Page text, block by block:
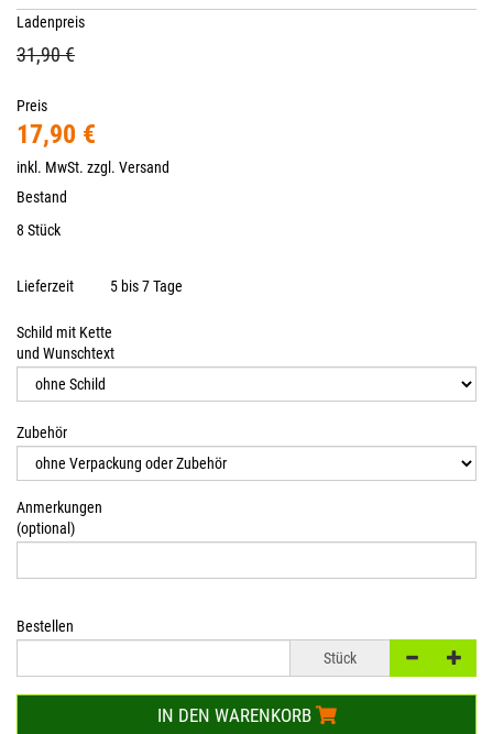
Ladenpreis
31,90 €
Preis
17,90 €
inkl. MwSt. zzgl. Versand
Bestand
8 Stück
Lieferzeit 5 bis 7 Tage
Schild mit Kette
und Wunschtext
Zubehör
Anmerkungen
(optional)
Bestellen
Stück
IN DEN WARENKORB